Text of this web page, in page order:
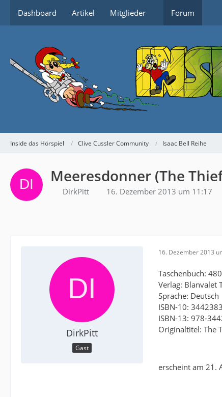
Dashboard Artikel Mitglieder Forum
Inside das Hörspiel Clive Cussler Community Isaac Bell Reihe
Meeresdonner (The
DirkPitt 16. Dezember 2013 um 11:17
DirkPitt
Gast
16. Dezember 2013
Taschenbuch:
Verlag: Blanvalet
Sprache: Deutsch
ISBN-10:
ISBN-13: 978-
Originaltitel: The
erscheint am 21.